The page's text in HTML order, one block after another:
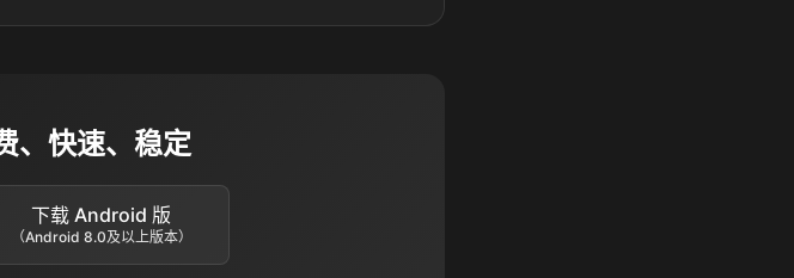
、快速、稳定
下载 Android 版
（Android 8.0及以上版本）